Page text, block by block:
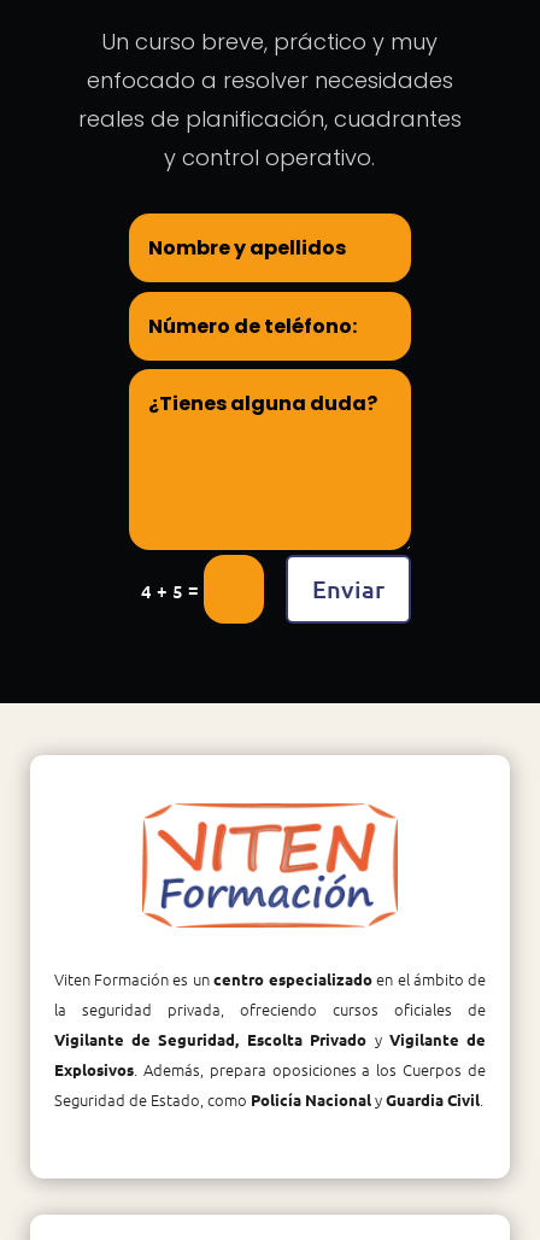
Un curso breve, práctico y muy
enfocado a resolver necesidades
reales de planificación, cuadrantes
y control operativo.
4 + 5 = Enviar
Viten Formación es uncentro especializadoen el ámbito de
la seguridad privada, ofreciendo cursos oficiales de
Vigilante de Seguridad, Escolta Privado yVigilante de
Explosivos. Además, prepara oposiciones a los Cuerpos de
Seguridad de Estado, como Policía NacionalyGuardia Civil.